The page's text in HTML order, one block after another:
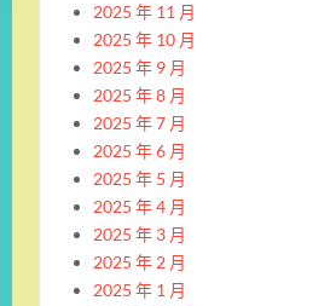
2025 年 11 月
2025 年 10 月
2025 年 9 月
2025 年 8 月
2025 年 7 月
2025 年 6 月
2025 年 5 月
2025 年 4 月
2025 年 3 月
2025 年 2 月
2025 年 1 月